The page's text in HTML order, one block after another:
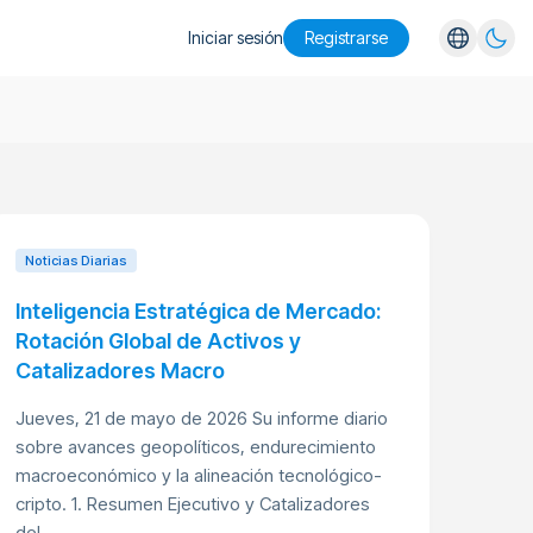
Iniciar sesión Registrarse
Noticias Diarias
Inteligencia Estratégica de Mercado:
Rotación Global de Activos y
Catalizadores Macro
Jueves, 21 de mayo de 2026 Su informe diario
sobre avances geopolíticos, endurecimiento
macroeconómico y la alineación tecnológico-
cripto. 1. Resumen Ejecutivo y Catalizadores